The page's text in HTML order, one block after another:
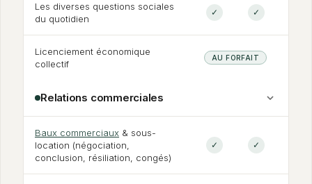
Les diverses questions sociales
du quotidien
✓ ✓
Licenciement économique
collectif
AU FORFAIT
Relations commerciales
Baux commerciaux & sous-
location (négociation,
conclusion, résiliation, congés)
✓ ✓